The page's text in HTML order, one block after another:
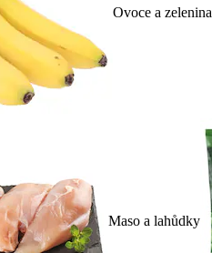
Ovoce a zelenina
Maso a lahůdky